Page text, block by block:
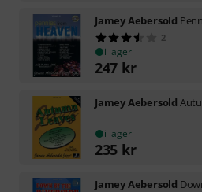
Jamey Aebersold
2
i lager
247 kr
Jamey Aebersold
i lager
235 kr
Jamey Aebersold